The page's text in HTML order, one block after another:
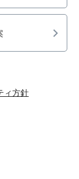
ィ方針